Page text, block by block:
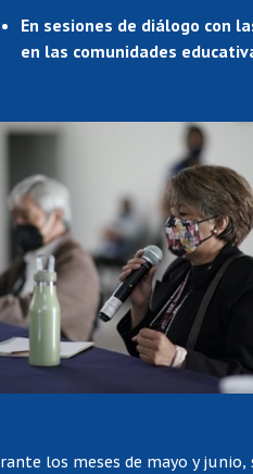
En sesiones de diálogo con
en las comunidades
los meses de mayo y